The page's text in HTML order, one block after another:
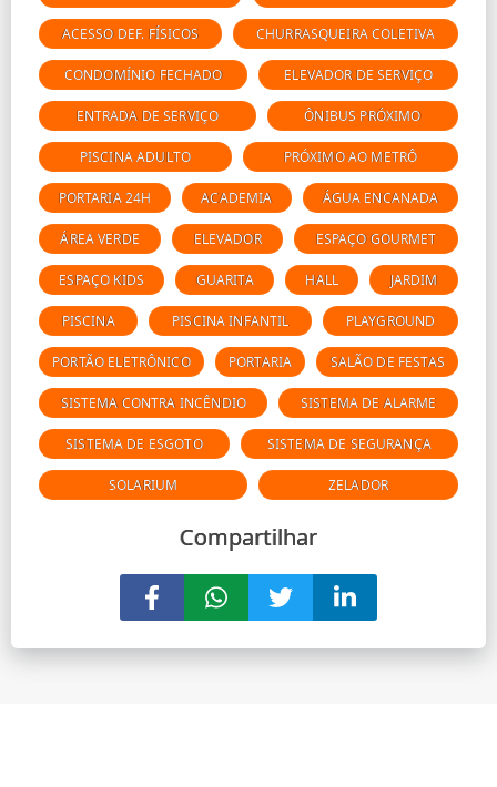
ACESSO DEF. FÍSICOS CHURRASQUEIRA COLETIVA
CONDOMÍNIO FECHADO ELEVADOR DE SERVIÇO
ENTRADA DE SERVIÇO ÔNIBUS PRÓXIMO
PISCINA ADULTO PRÓXIMO AO METRÔ
PORTARIA 24H ACADEMIA ÁGUA ENCANADA
ÁREA VERDE ELEVADOR ESPAÇO GOURMET
ESPAÇO KIDS GUARITA HALL JARDIM
PISCINA PISCINA INFANTIL PLAYGROUND
PORTÃO ELETRÔNICO PORTARIA SALÃO DE FESTAS
SISTEMA CONTRA INCÊNDIO SISTEMA DE ALARME
SISTEMA DE ESGOTO SISTEMA DE SEGURANÇA
SOLARIUM ZELADOR
Compartilhar